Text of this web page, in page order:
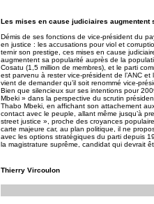
Les mises en cause judiciaires augmentent
Démis de ses fonctions de vice-président du
en justice : les accusations pour viol et
ternir son prestige, ces mises en cause
augmentent sa popularité auprès de la
Cosatu (1,5 million de membres), et le parti
est parvenu à rester vice-président de l’ANC
vient de demander qu’il soit renommé vice-
Bien que silencieux sur ses intentions pour
Mbeki » dans la perspective du scrutin
Thabo Mbeki, en affichant son attachement
contact avec le peuple, allant même jusqu’à
street justice », proche des croyances
carte majeure car, au plan politique, il ne
avec les options stratégiques du parti depuis
la magistrature suprême, candidat qui devrait
Thierry Vircoulon